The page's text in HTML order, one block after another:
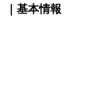
｜基本情報